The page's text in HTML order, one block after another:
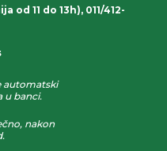
od 11 do 13h), 011/412-
automatski
u banci.
nakon